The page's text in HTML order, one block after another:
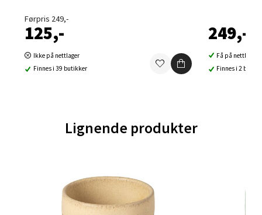
Førpris 249,-
125,-
Ikke på nettlager
Finnes i 39 butikker
249,-
Få på nettlager
Finnes i 2
Lignende produkter